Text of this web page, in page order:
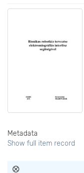
Metadata
Show full item record